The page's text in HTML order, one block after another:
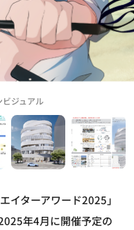
ジュアル
イターアワード2025」
年4月に開催予定の